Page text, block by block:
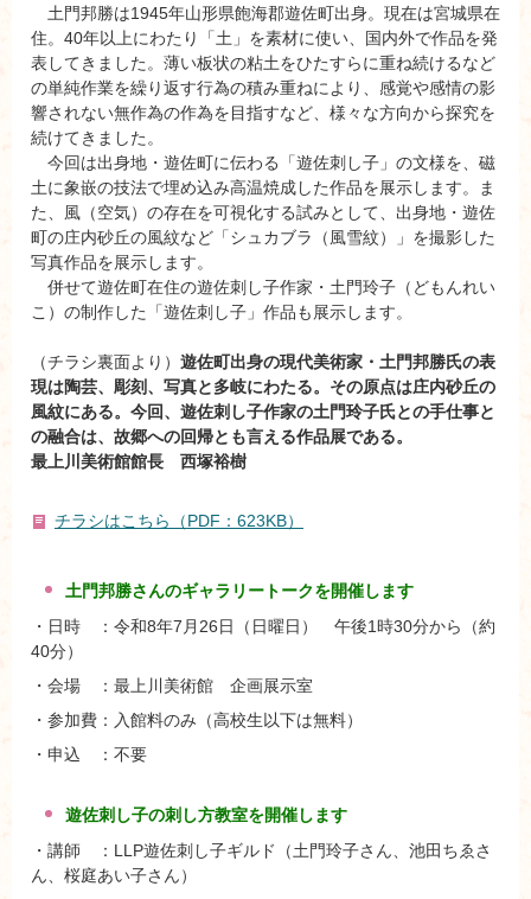
土門邦勝は1945年山形県飽海郡遊佐町出身。現在は宮城県在
住。40年以上にわたり「土」を素材に使い、国内外で作品を発
表してきました。薄い板状の粘土をひたすらに重ね続けるなど
の単純作業を繰り返す行為の積み重ねにより、感覚や感情の影
響されない無作為の作為を目指すなど、様々な方向から探究を
続けてきました。
今回は出身地・遊佐町に伝わる「遊佐刺し子」の文様を、磁
土に象嵌の技法で埋め込み高温焼成した作品を展示します。ま
た、風（空気）の存在を可視化する試みとして、出身地・遊佐
町の庄内砂丘の風紋など「シュカブラ（風雪紋）」を撮影した
写真作品を展示します。
併せて遊佐町在住の遊佐刺し子作家・土門玲子（どもんれい
こ）の制作した「遊佐刺し子」作品も展示します。
（チラシ裏面より） 遊佐町出身の現代美術家・土門邦勝氏の表
現は陶芸、彫刻、写真と多岐にわたる。その原点は庄内砂丘の
風紋にある。今回、遊佐刺し子作家の土門玲子氏との手仕事と
の融合は、故郷への回帰とも言える作品展である。
最上川美術館館長 西塚裕樹
チラシはこちら（PDF：623KB）
土門邦勝さんのギャラリ ートークを開催します
・日時 ：令和8年7月26日（日曜日） 午後1時30分から（約
40分）
・会場 ：最上川美術館 企画展示室
・参加費：入館料のみ（高校生以下は無料）
・申込 ：不要
遊佐刺し子の刺し方教室を開催します
・講師 ：LLP遊佐刺し子ギルド（土門玲子さん、池田ちゑさ
ん、桜庭あい子さん）